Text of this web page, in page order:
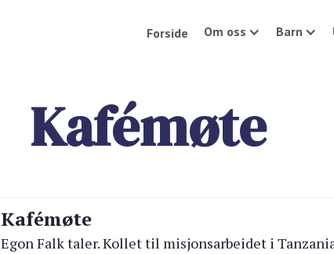
Forside Om oss Barn
Kafémøte
Kafémøte
Egon Falk taler. Kollet til misjonsarbeidet i